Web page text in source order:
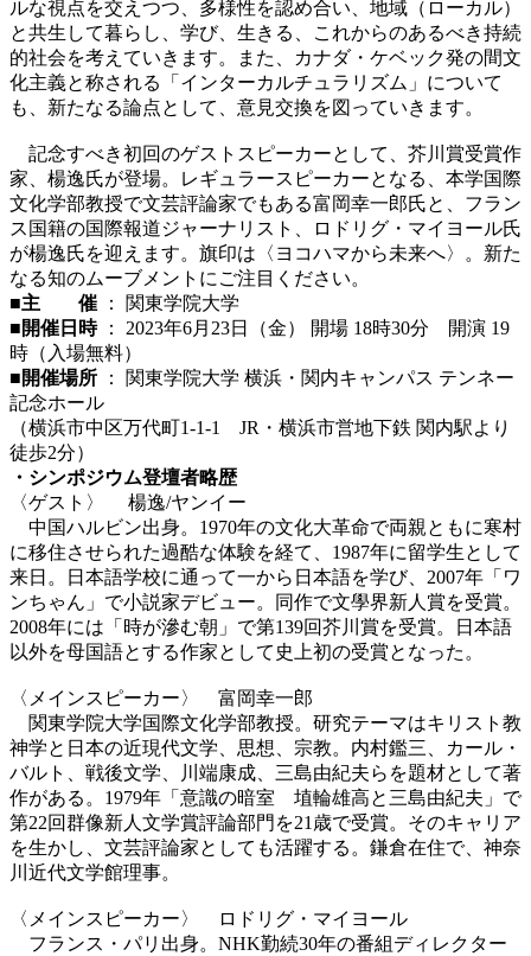
ルな視点を交えつつ、多様性を認め合い、地域（ローカル）
と共生して暮らし、学び、生きる、これからのあるべき持続
的社会を考えていきます。また、カナダ・ケベック発の間文
化主義と称される「インターカルチュラリズム」について
も、新たなる論点として、意見交換を図っていきます。
記念すべき初回のゲストスピーカーとして、芥川賞受賞作
家、楊逸氏が登場。
レギュラースピーカーとなる、本学国際
文化学部教授で文芸評論家でもある富岡幸一郎氏と、フラン
ス国籍の国際報道ジャーナリスト、ロドリグ・マイヨール氏
が楊逸氏を迎えます。旗印は〈ヨコハマから未来へ〉。新た
なる知のムーブメントにご注目ください。
■主 催
： 関東学院大学
■開催日時 ： 2023年6月23日（金） 開場 18時30分 開演 19
時（入場無料）
■開催場所
： 関東学院大学 横浜・関内キャンパス テンネー
記念ホール
（横浜市中区万代町1-1-1 JR・横浜市営地下鉄 関内駅より
徒歩2分）
・シンポジウム登壇者略歴
〈ゲスト〉 楊逸/ヤンイー
中国ハルビン出身。1970年の文化大革命で両親ともに寒村
に移住させられた過酷な体験を経て、 1987年に留学生として
来日。日本語学校に通って一から日本語を学び、2007年「ワ
ンちゃん」で小説家デビュー。同作で文學界新人賞を受賞。
2008年には「時が滲む朝」で第139回芥川賞を受賞。日本語
以外を母国語とする作家として史上初の受賞となった。
〈メインスピーカー〉 富岡幸一郎
関東学院大学国際文化学部教授。研究テーマはキリスト教
神学と日本の近現代文学、思想、宗教。 内村鑑三、カール・
バルト、戦後文学、川端康成、三島由紀夫らを題材として著
作がある。1979年「意識の暗室 埴輪雄高と三島由紀夫」で
第22回群像新人文学賞評論部門を21歳で受賞。そのキャリア
を生かし、文芸評論家としても活躍する。鎌倉在住で、神奈
川近代文学館理事。
〈メインスピーカー〉 ロドリグ・マイヨール
フランス・パリ出身。NHK勤続30年の番組ディレクター